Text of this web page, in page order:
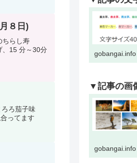
８日)
ちらし寿
分～30分
ろ茄子味
ってます
gobangai.info
▼記事の画
gobangai.info